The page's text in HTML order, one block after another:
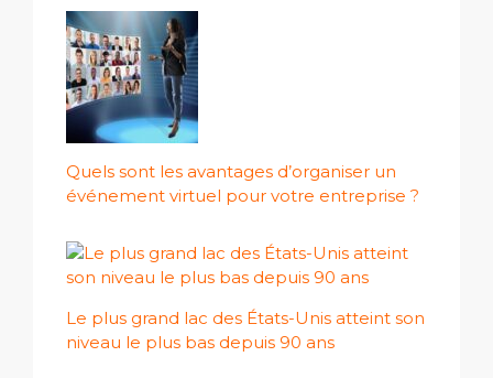
Quels sont les avantages d’organiser un
événement virtuel pour votre entreprise ?
Le plus grand lac des États-Unis atteint son
niveau le plus bas depuis 90 ans